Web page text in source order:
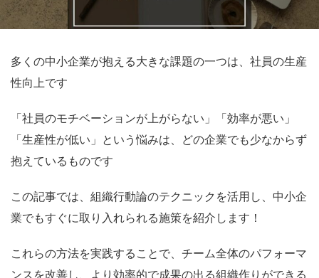
多くの中小企業が抱える大きな課題の一つは、社員の生産
性向上です
「社員のモチベーションが上がらない」「効率が悪い」
「生産性が低い」という悩みは、どの企業でも少なからず
抱えているものです
この記事では、組織行動論のテクニックを活用し、中小企
業でもすぐに取り入れられる施策を紹介します！
これらの方法を実践することで、チーム全体のパフォーマ
ンスを改善し、より効率的で成果の出る組織作りができる